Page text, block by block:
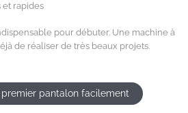
et rapides
pour débuter. Une machine à
de réaliser de très beaux projets.
pantalon facilement